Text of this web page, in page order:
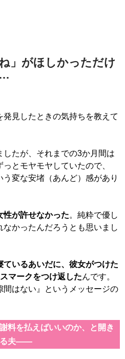
」がほしかっただけ
見したときの気持ちを教えて
したが、それまでの3か月間は
とモヤモヤしていたので、
う変な安堵（あんど）感があり
性が許せなかった。純粋で優し
なかったんだろうとも思いまし
ているあいだに、彼女がつけた
マークをつけ返したんです。
間はない』というメッセージの
料を払えばいいのか、と開き
夫――